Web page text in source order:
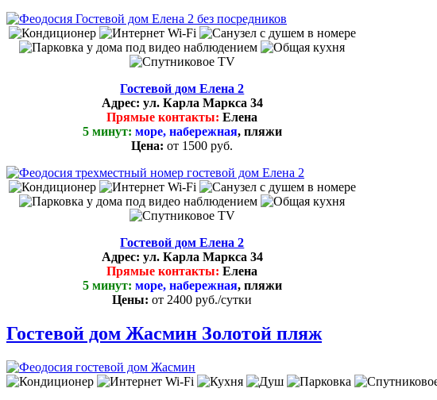
Гостевой дом Елена 2
Адрес: ул. Карла Маркса 34
Прямые контакты: Елена
5 минут: море, набережная, пляжи
Цена: от 1500 руб.
Гостевой дом Елена 2
Адрес: ул. Карла Маркса 34
Прямые контакты: Елена
5 минут: море, набережная, пляжи
Цены: от 2400 руб./сутки
Гостевой дом Жасмин Золотой пляж